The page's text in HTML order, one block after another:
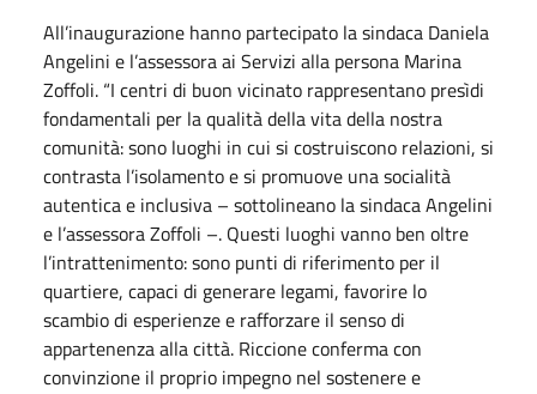
All’inaugurazione hanno partecipato la sindaca Daniela
Angelini e l’assessora ai Servizi alla persona Marina
Zoffoli. “I centri di buon vicinato rappresentano presìdi
fondamentali per la qualità della vita della nostra
comunità: sono luoghi in cui si costruiscono relazioni, si
contrasta l’isolamento e si promuove una socialità
autentica e inclusiva – sottolineano la sindaca Angelini
e l’assessora Zoffoli –. Questi luoghi vanno ben oltre
l’intrattenimento: sono punti di riferimento per il
quartiere, capaci di generare legami, favorire lo
scambio di esperienze e rafforzare il senso di
appartenenza alla città. Riccione conferma con
convinzione il proprio impegno nel sostenere e